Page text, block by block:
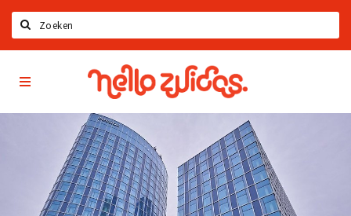
Home
Latest news
Upcoming events
Zuidas Jobs
Offers & Deals
Hello
Zuidas
App